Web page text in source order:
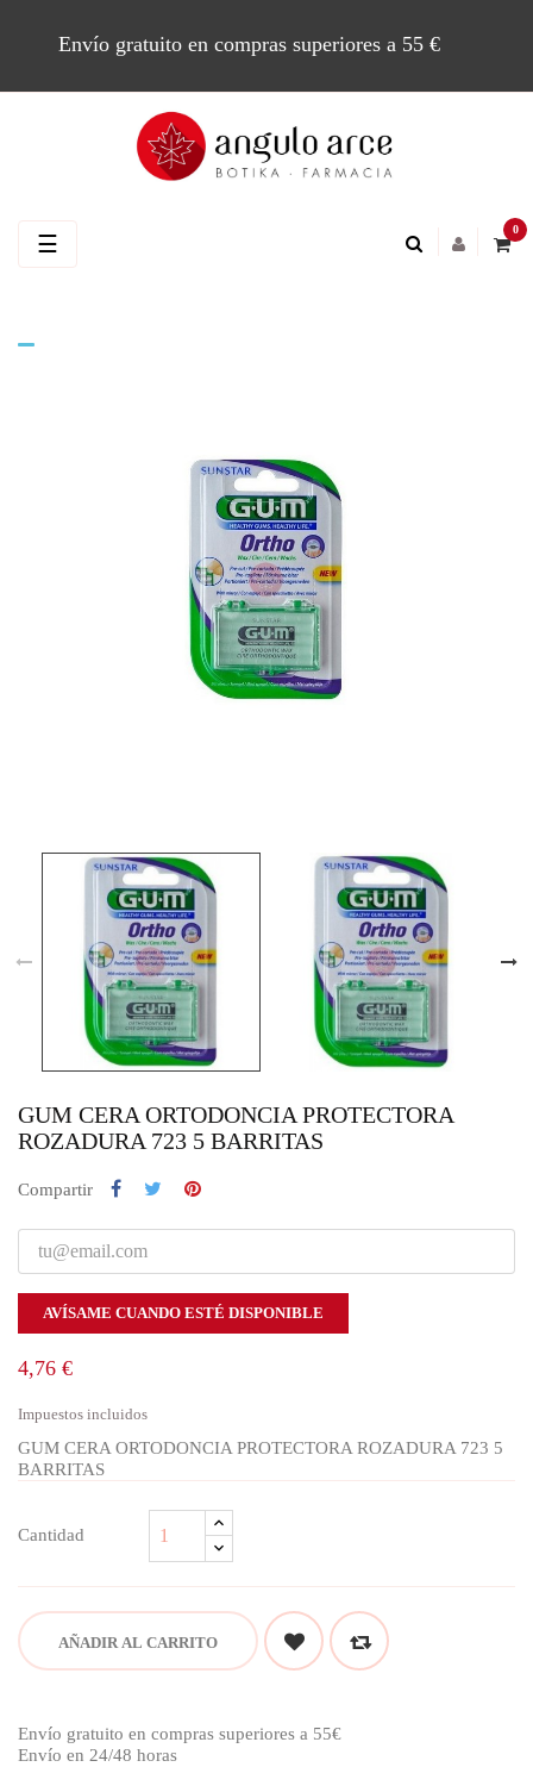
Envío gratuito en compras superiores a 55 €
0
Navegación
☰
GUM CERA ORTODONCIA PROTECTORA
ROZADURA 723 5 BARRITAS
Compartir
AVÍSAME CUANDO ESTÉ DISPONIBLE
4,76 €
Impuestos incluidos
GUM CERA ORTODONCIA PROTECTORA ROZADURA 723 5
BARRITAS
Cantidad
AÑADIR AL CARRITO
Envío gratuito en compras superiores a 55€
Envío en 24/48 horas